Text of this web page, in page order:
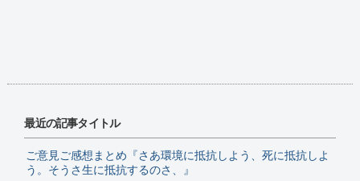
最近の記事タイトル
ご意見ご感想まとめ『さあ環境に抵抗しよう、死に抵抗しよ
う。そうさ生に抵抗するのさ、』